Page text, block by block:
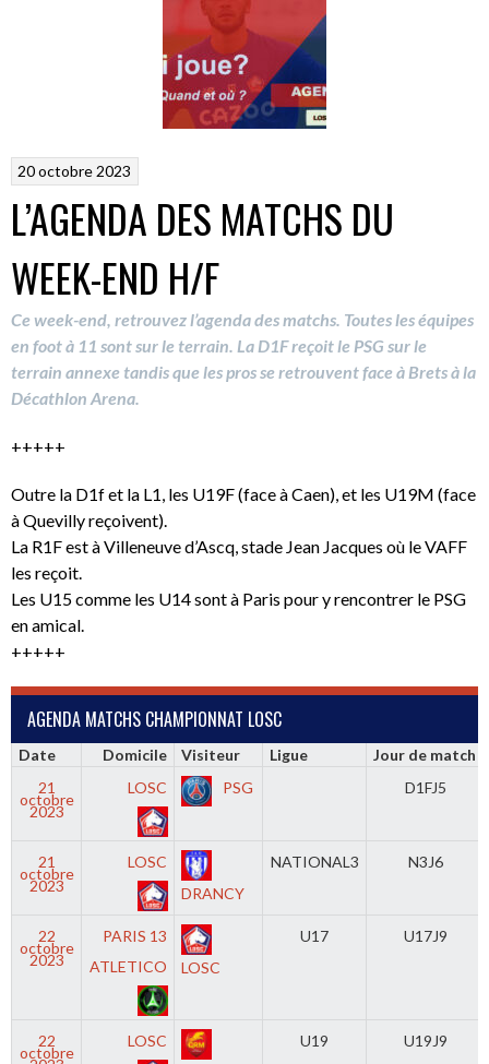
20 octobre 2023
L’AGENDA DES MATCHS DU
WEEK-END H/F
Ce week-end, retrouvez l’agenda des matchs. Toutes les équipes
en foot à 11 sont sur le terrain. La D1F reçoit le PSG sur le
terrain annexe tandis que les pros se retrouvent face à Brets à la
Décathlon Arena.
+++++
Outre la D1f et la L1, les U19F (face à Caen), et les U19M (face
à Quevilly reçoivent).
La R1F est à Villeneuve d’Ascq, stade Jean Jacques où le VAFF
les reçoit.
Les U15 comme les U14 sont à Paris pour y rencontrer le PSG
en amical.
+++++
AGENDA MATCHS CHAMPIONNAT LOSC
Date Domicile Visiteur Ligue
Jour de match
21
octobre
2023
LOSC PSG D1FJ5
21
octobre
2023
LOSC
DRANCY
NATIONAL3 N3J6
22
octobre
2023
PARIS 13
ATLETICO
LOSC
U17 U17J9
22
octobre
LOSC
U19 U19J9